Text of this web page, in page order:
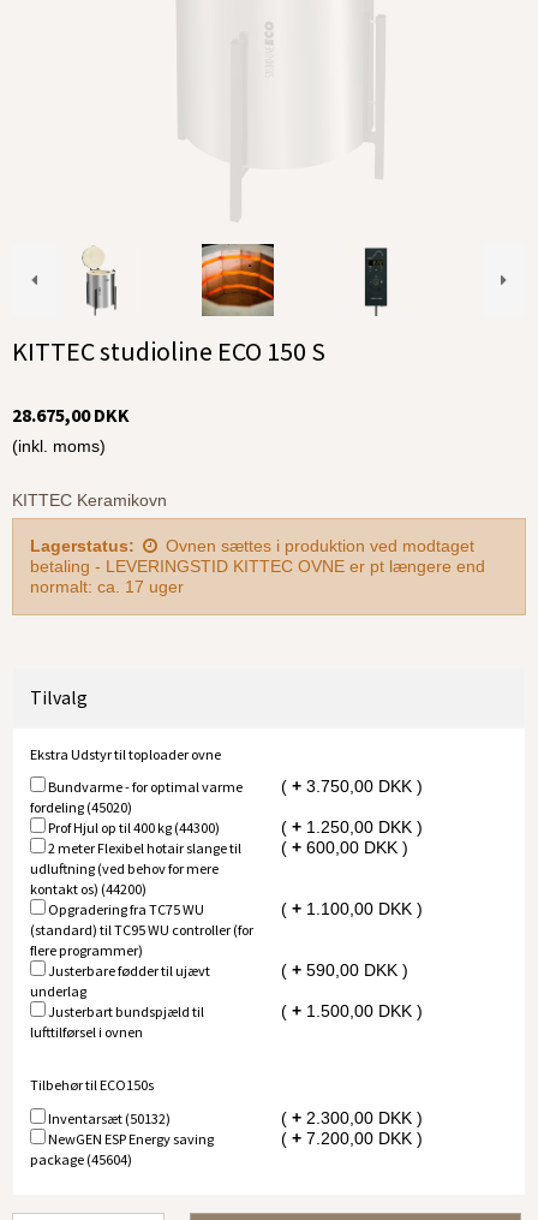
KITTEC studioline ECO 150 S
28.675,00 DKK
(inkl. moms)
KITTEC Keramikovn
Lagerstatus:
Ovnen sættes i produktion ved modtaget
betaling - LEVERINGSTID KITTEC OVNE er pt længere end
normalt: ca. 17 uger
Tilvalg
Ekstra Udstyr til toploader ovne
fordeling (45020)
( + 3.750,00 DKK )
Prof Hjul op til 400 kg (44300) ( + 1.250,00 DKK )
udluftning (ved behov for mere
kontakt os) (44200)
( + 600,00 DKK )
(standard) til TC95 WU controller (for
flere programmer)
( + 1.100,00 DKK )
underlag
( + 590,00 DKK )
lufttilførsel i ovnen
( + 1.500,00 DKK )
Tilbehør til ECO150s
Inventarsæt (50132)
( + 2.300,00 DKK )
package (45604)
( + 7.200,00 DKK )